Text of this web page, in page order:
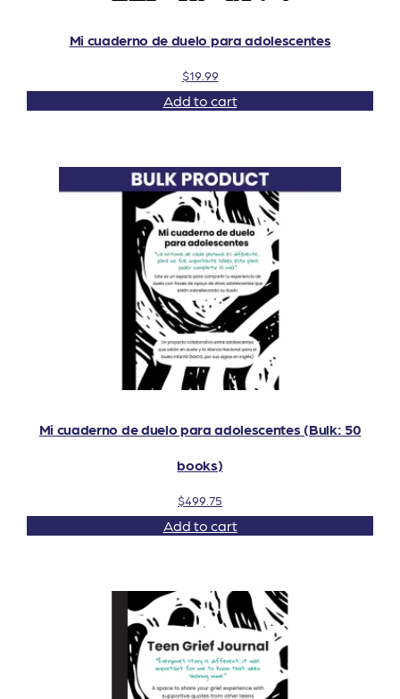
Mi cuaderno de duelo para adolescentes
$19.99
Add to cart
Mi cuaderno de duelo para adolescentes (Bulk: 50
books)
$499.75
Add to cart